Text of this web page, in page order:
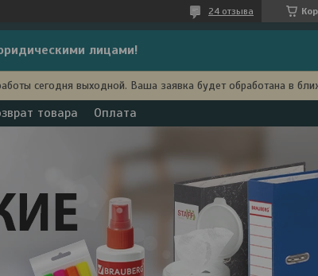
24 отзыва
лицами!
сегодня выходной. Ваша заявка будет обработана в
товара Оплата